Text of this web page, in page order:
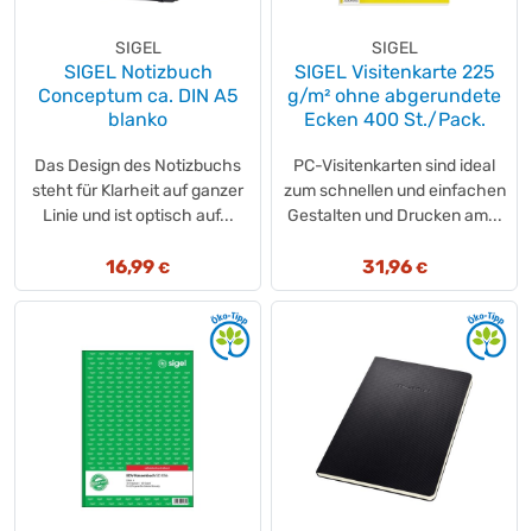
SIGEL
SIGEL Notizbuch
Conceptum ca. DIN A5
blanko
Das Design des Notizbuchs
steht für Klarheit auf ganzer
Linie und ist optisch auf...
16,99 €
SIGEL
SIGEL Visitenkarte 225
g/m² ohne abgerundete
Ecken 400 St./Pack.
PC-Visitenkarten sind ideal
zum schnellen und einfachen
Gestalten und Drucken am...
31,96€